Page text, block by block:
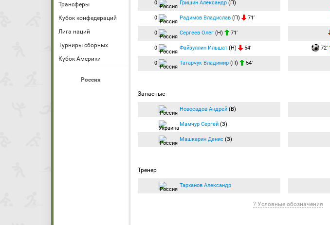
Трансферы
Кубок конфедераций
Лига наций
Турниры сборных
Кубок Америки
Россия
0 Гришин Александр (П)
0 Радимов Владислав (П) 71′
0 Сергеев Олег (Н) 71′
0 Файзуллин Ильшат (Н) 54′
0 Татарчук Владимир (П) 54′
Запасные
Новосадов Андрей (В)
Мамчур Сергей (З)
Машкарин Денис (З)
Тренер
Тарханов Александр
72′
? Условные обозначения